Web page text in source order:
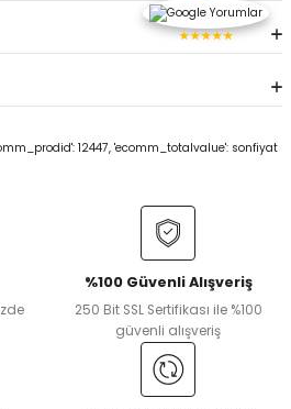
12447, 'ecomm_totalvalue': sonfiyat
%100 Güvenli Alışveriş
250 Bit SSL Sertifikası ile %100
güvenli alışveriş
★★★★★